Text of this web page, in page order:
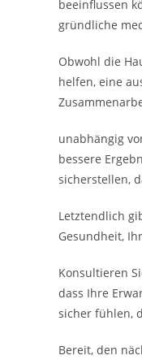
beeinflussen
gründliche
Obwohl die
helfen, eine
unabhängig
bessere
sicherstellen,
Letztendlich
Gesundheit,
Konsultieren
dass Ihre
sicher fühlen,
Bereit, den